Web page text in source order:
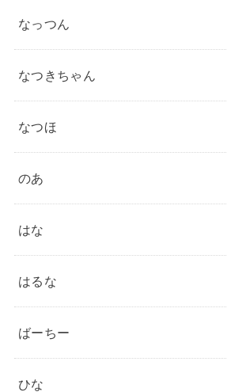
なっつん
なつきちゃん
なつほ
のあ
はな
はるな
ばーちー
ひな